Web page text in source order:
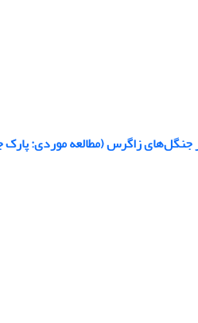
زاگرس (مطالعه موردی: پارک